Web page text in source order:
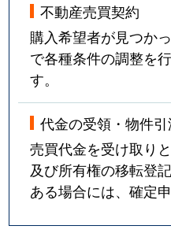
不動産売買契約
購入希望者が見つか
で各種条件の調整を
す。
代金の受領・物件引
売買代金を受け取り
及び所有権の移転登
ある場合には、確定